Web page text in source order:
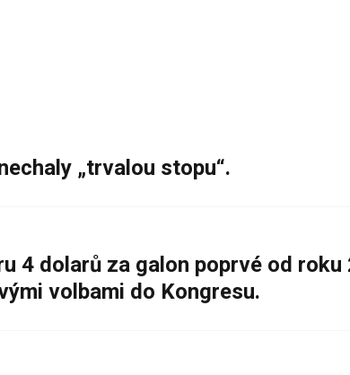
„trvalou stopu“.
4 dolarů za galon poprvé od
volbami do Kongresu.